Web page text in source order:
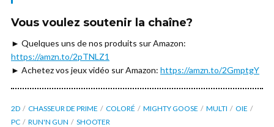
Vous voulez soutenir la chaîne?
► Quelques uns de nos produits sur Amazon:
https://amzn.to/2pTNLZ1
► Achetez vos jeux vidéo sur Amazon: https://amzn.to/2GmptgY
2D CHASSEUR DE PRIME COLORÉ MIGHTY GOOSE MULTI
OIE
PC
RUN'N GUN SHOOTER